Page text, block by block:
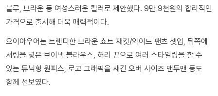
블루, 브라운 등 여성스러운 컬러로 제안했다. 9만 9천원의 합리적인
가격으로 출시해 더욱 매력적이다.
오이아우어는 트렌디한 브라운 쇼트 재킷/와이드 팬츠 셋업, 뒤쪽에
셔링을 넣은 브이넥 블라우스, 허리 끈으로 여러 스타일링을 할 수
있는 튜닉형 원피스, 로고 그래픽을 새긴 오버 사이즈 맨투맨 등도
함께 선보였다.